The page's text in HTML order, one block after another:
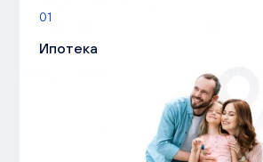
01
Ипотека